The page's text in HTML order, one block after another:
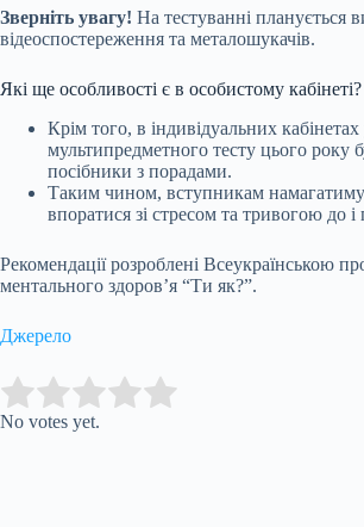
Зверніть увагу! На тестуванні планується
відеоспостереження та металошукачів.
Які ще особливості є в особистому кабінеті?
Крім того, в індивідуальних кабінетах
мультипредметного тесту цього року
посібники з порадами.
Таким чином, вступникам
впоратися зі стресом та тривогою до і
Рекомендації розроблені Всеукраїнською
ментального здоров’я “Ти як?”.
Джерело
Rate this item:
No votes yet.